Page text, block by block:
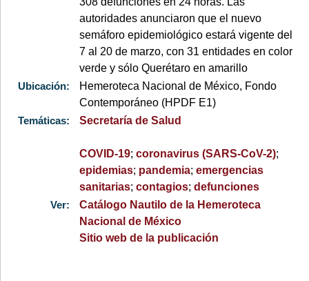
autoridades anunciaron que el nuevo
semáforo epidemiológico estará vigente del
7 al 20 de marzo, con 31 entidades en color
verde y sólo Querétaro en amarillo
Ubicación:
Hemeroteca Nacional de México, Fondo
Contemporáneo (HPDF E1)
Temáticas:
Secretaría de Salud
COVID-19;coronavirus (SARS-CoV-2);
epidemias; pandemia;emergencias
sanitarias;contagios;defunciones
Ver:
Catálogo Nautilo de la Hemeroteca
Nacional de México
Sitio web de la publicación